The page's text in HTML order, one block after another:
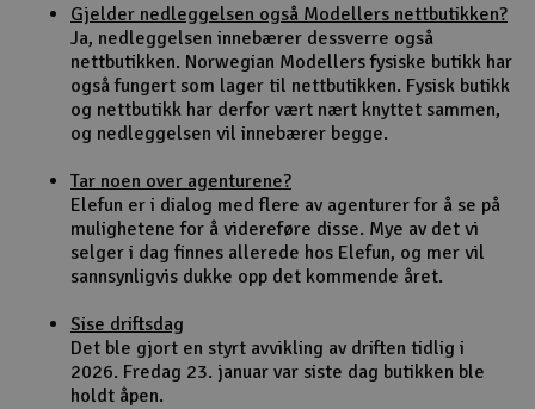
Solenergi
Sparkesykler & elkjøretøy
Gavekort
Gjelder nedleggelsen også Modellers nettbutikken?
Ja, nedleggelsen innebærer dessverre også
nettbutikken. Norwegian Modellers fysiske butikk har
også fungert som lager til nettbutikken. Fysisk butikk
og nettbutikk har derfor vært nært knyttet sammen,
og nedleggelsen vil innebærer begge.
Tar noen over agenturene?
Elefun er i dialog med flere av agenturer for å se på
mulighetene for å videreføre disse. Mye av det vi
selger i dag finnes allerede hos Elefun, og mer vil
sannsynligvis dukke opp det kommende året.
Sise driftsdag
Det ble gjort en styrt avvikling av driften tidlig i
2026. Fredag 23. januar var siste dag butikken ble
holdt åpen.